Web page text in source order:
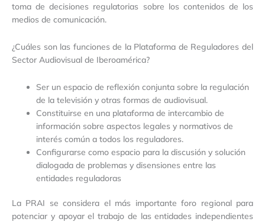
toma de decisiones regulatorias sobre los contenidos de los
medios de comunicación.
¿Cuáles son las funciones de la Plataforma de Reguladores del
Sector Audiovisual de Iberoamérica?
Ser un espacio de reflexión conjunta sobre la regulación
de la televisión y otras formas de audiovisual.
Constituirse en una plataforma de intercambio de
información sobre aspectos legales y normativos de
interés común a todos los reguladores.
Configurarse como espacio para la discusión y solución
dialogada de problemas y disensiones entre las
entidades reguladoras
La PRAI se considera el más importante foro regional para
potenciar y apoyar el trabajo de las entidades independientes